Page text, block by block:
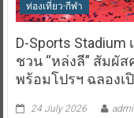
ท่องเที่ยว-กีฬา
D-Sports
ชวน “หล่งลี” สัมผั
พร้อมโปรฯ ฉลองเ
24 July 2026